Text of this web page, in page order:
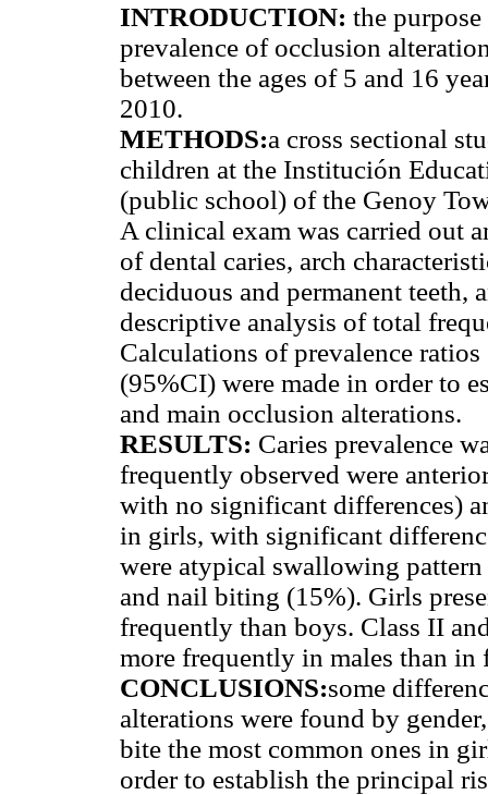
INTRODUCTION: the
prevalence of occlusion
between the ages of 5 and 16
2010.
METHODS:a cross sectional
children at the Institución
(public school) of the Genoy
A clinical exam was carried out
of dental caries, arch
deciduous and permanent teeth,
descriptive analysis of total
Calculations of prevalence
(95%CI) were made in order to
and main occlusion alterations.
RESULTS: Caries prevalence
frequently observed were
with no significant differences)
in girls, with significant
were atypical swallowing
and nail biting (15%). Girls
frequently than boys. Class II
more frequently in males than in
CONCLUSIONS:some
alterations were found by
bite the most common ones in
order to establish the principal